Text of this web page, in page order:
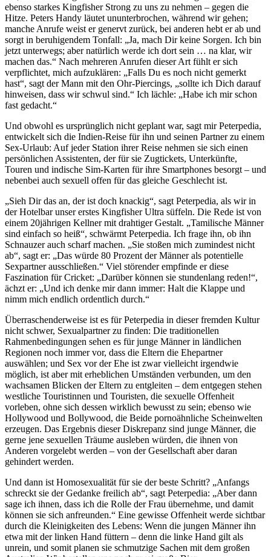
ebenso starkes Kingfisher Strong zu uns zu nehmen – gegen die
Hitze. Peters Handy läutet ununterbrochen, während wir gehen;
manche Anrufe weist er genervt zurück, bei anderen hebt er ab und
sorgt in beruhigendem Tonfall: „Ja, mach Dir keine Sorgen. Ich bin
jetzt unterwegs; aber natürlich werde ich dort sein … na klar, wir
machen das.“ Nach mehreren Anrufen dieser Art fühlt er sich
verpflichtet, mich aufzuklären: „Falls Du es noch nicht gemerkt
hast“, sagt der Mann mit den Ohr-Piercings, „sollte ich Dich darauf
hinweisen, dass wir schwul sind.“ Ich lächle: „Habe ich mir schon
fast gedacht.“
Und obwohl es ursprünglich nicht geplant war, sagt mir Peterpedia,
entwickelt sich die Indien-Reise für ihn und seinen Partner zu einem
Sex-Urlaub: Auf jeder Station ihrer Reise nehmen sie sich einen
persönlichen Assistenten, der für sie Zugtickets, Unterkünfte,
Touren und indische Sim-Karten für ihre Smartphones besorgt – und
nebenbei auch sexuell offen für das gleiche Geschlecht ist.
„Sieh Dir das an, der ist doch knackig“, sagt Peterpedia, als wir in
der Hotelbar unser erstes Kingfisher Ultra süffeln. Die Rede ist von
einem 20jährigen Kellner mit drahtiger Gestalt. „Tamilische Männer
sind einfach so heiß“, schwärmt Peterpedia. Ich frage ihn, ob ihn
Schnauzer auch scharf machen. „Sie stoßen mich zumindest nicht
ab“, sagt er: „Das würde 80 Prozent der Männer als potentielle
Sexpartner ausschließen.“ Viel störender empfinde er diese
Faszination für Cricket: „Darüber können sie stundenlang reden!“,
ächzt er: „Und ich denke mir dann immer: Halt die Klappe und
nimm mich endlich ordentlich durch.“
Überraschenderweise ist es für Peterpedia in dieser fremden Kultur
nicht schwer, Sexualpartner zu finden: Die traditionellen
Rahmenbedingungen sehen es für junge Männer in ländlichen
Regionen noch immer vor, dass die Eltern die Ehepartner
auswählen; und Sex vor der Ehe ist zwar vielleicht irgendwie
möglich, ist aber mit erheblichen Umständen verbunden, um den
wachsamen Blicken der Eltern zu entgleiten – dem entgegen stehen
westliche Touristinnen und Touristen, die sexuelle Offenheit
vorleben, ohne sich dessen wirklich bewusst zu sein; ebenso wie
Hollywood und Bollywood, die Beide pornoähnliche Scheinwelten
erzeugen. Das Ergebnis dieser Diskrepanz sind junge Männer, die
gerne jene sexuellen Träume ausleben würden, die ihnen von
Anderen vorgelebt werden – von der Gesellschaft aber daran
gehindert werden.
Und dann ist Homosexualität für sie der beste Schritt? „Anfangs
schreckt sie der Gedanke freilich ab“, sagt Peterpedia: „Aber dann
sage ich ihnen, dass ich die Rolle der Frau übernehme, und damit
können sie sich anfreunden.“ Eine gewisse Offenheit werde sichtbar
durch die Kleinigkeiten des Lebens: Wenn die jungen Männer ihn
etwa mit der linken Hand füttern – denn die linke Hand gilt als
unrein, und somit planen sie schmutzige Sachen mit dem großen